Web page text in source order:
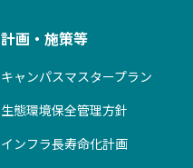
計画・施策等
キャンパスマスタープラン
生態環境保全管理方針
インフラ長寿命化計画